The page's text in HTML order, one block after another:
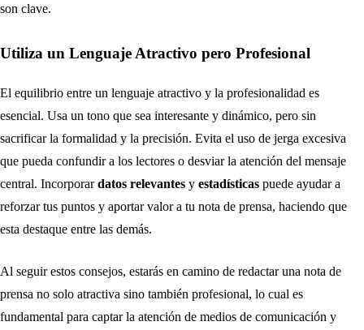
son clave.
Utiliza un Lenguaje Atractivo pero Profesional
El equilibrio entre un lenguaje atractivo y la profesionalidad es
esencial. Usa un tono que sea interesante y dinámico, pero sin
sacrificar la formalidad y la precisión. Evita el uso de jerga excesiva
que pueda confundir a los lectores o desviar la atención del mensaje
central. Incorporardatos relevantes y estadísticas puede ayudar a
reforzar tus puntos y aportar valor a tu nota de prensa, haciendo que
esta destaque entre las demás.
Al seguir estos consejos, estarás en camino de redactar una nota de
prensa no solo atractiva sino también profesional, lo cual es
fundamental para captar la atención de medios de comunicación y